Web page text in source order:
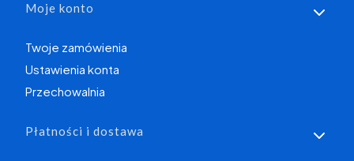
Moje konto
Twoje zamówienia
Ustawienia konta
Przechowalnia
Płatności i dostawa